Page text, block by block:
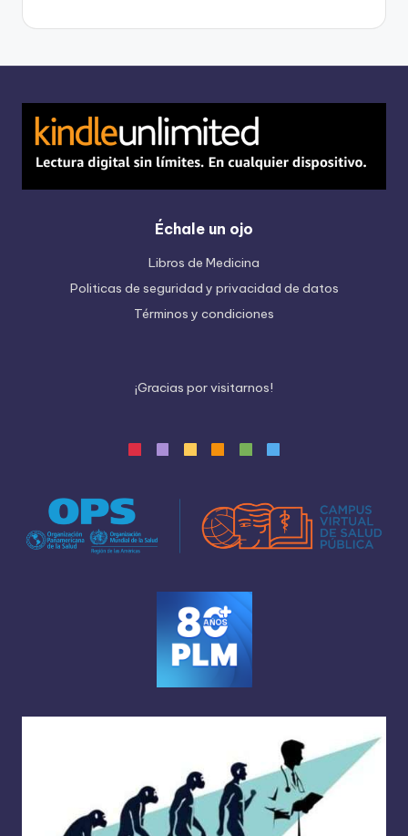
Échale un ojo
Libros de Medicina
Politicas de seguridad y privacidad de datos
Términos y condiciones
¡Gracias porvisitarnos!